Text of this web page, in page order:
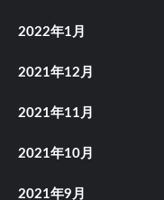
2022年1月
2021年12月
2021年11月
2021年10月
2021年9月